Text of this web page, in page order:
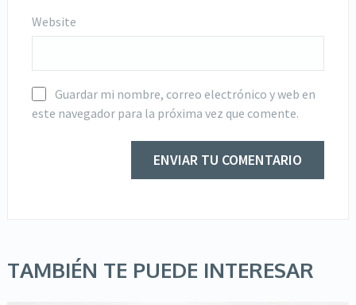
Website
Guardar mi nombre, correo electrónico y web en
este navegador para la próxima vez que comente.
TAMBIÉN TE PUEDE INTERESAR